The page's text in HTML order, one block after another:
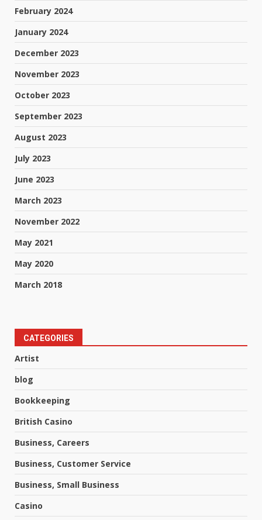
February 2024
January 2024
December 2023
November 2023
October 2023
September 2023
August 2023
July 2023
June 2023
March 2023
November 2022
May 2021
May 2020
March 2018
CATEGORIES
Artist
blog
Bookkeeping
British Casino
Business, Careers
Business, Customer Service
Business, Small Business
Casino